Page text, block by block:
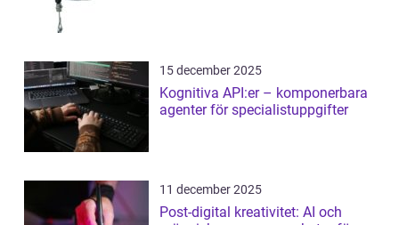
15 december 2025
Kognitiva API:er – komponerbara
agenter för specialistuppgifter
11 december 2025
Post-digital kreativitet: AI och